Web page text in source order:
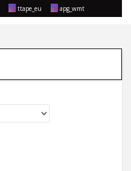
ttape_eu apg_wmt